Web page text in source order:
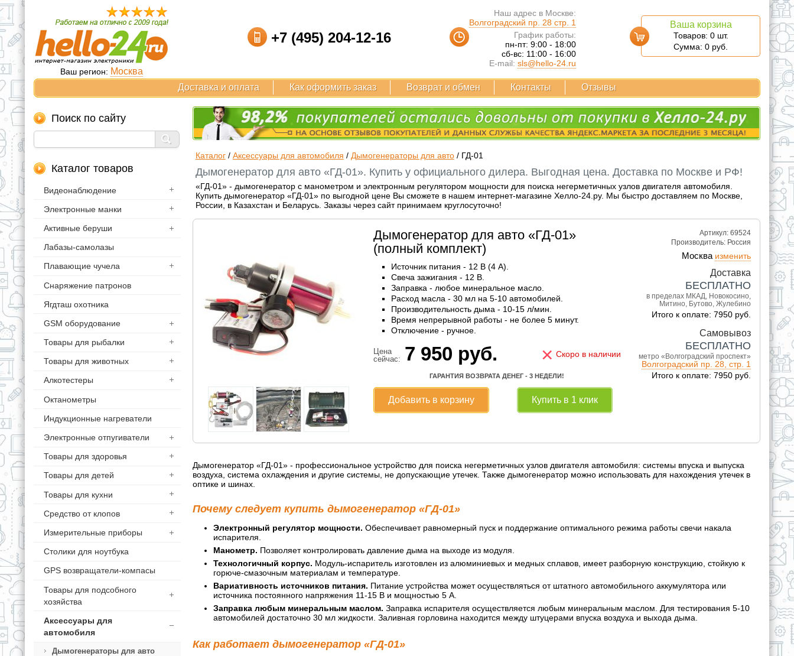
Ваш регион: Москва
+7 (495) 204-12-16
Наш адрес в Москве:
Волгоградский пр. 28 стр. 1
График работы:
пн-пт: 9:00 - 18:00
сб-вс: 11:00 - 16:00
E-mail: sls@hello-24.ru
Ваша корзина
Товаров: 0 шт.
Сумма: 0 руб.
Доставка и оплата Как оформить заказ Возврат и обмен Контакты Отзывы
Поиск по сайту
Каталог товаров
Видеонаблюдение
Электронные манки
Активные беруши
Лабазы-самолазы
Плавающие чучела
Снаряжение патронов
Ягдташ охотника
GSM оборудование
Товары для рыбалки
Товары для животных
Алкотестеры
Октанометры
Индукционные нагреватели
Электронные отпугиватели
Товары для здоровья
Товары для детей
Товары для кухни
Средство от клопов
Измерительные приборы
Столики для ноутбука
GPS возвращатели-компасы
Товары для подсобного
хозяйства
Аксессуары для
автомобиля
Дымогенераторы для авто
Каталог/ Аксессуары для автомобиля / Дымогенераторы для авто/ ГД-01
Дымогенератор для авто «ГД-01». Купить у официального дилера. Выгодная цена. Доставка по Москве и РФ!
«ГД-01» - дымогенератор с манометром и электронным регулятором мощности для поиска негерметичных узлов двигателя автомобиля.
Купить дымогенератор «ГД-01» по выгодной цене Вы сможете в нашем интернет-магазине Хелло-24.ру. Мы быстро доставляем по Москве,
России, в Казахстан и Беларусь. Заказы через сайт принимаем круглосуточно!
Артикул: 69524
Производитель: Россия
Москва изменить
Доставка
БЕСПЛАТНО
в пределах МКАД, Новокосино,
Митино, Бутово, Жулебино
Итого к оплате: 7950 руб.
Самовывоз
БЕСПЛАТНО
метро «Волгоградский проспект»
Волгоградский пр. 28, стр. 1
Итого к оплате: 7950 руб.
Дымогенератор для авто «ГД-01»
(полный комплект)
Источник питания - 12 В (4 А).
Свеча зажигания - 12 В.
Заправка - любое минеральное масло.
Расход масла - 30 мл на 5-10 автомобилей.
Производительность дыма - 10-15 л/мин.
Время непрерывной работы - не более 5 минут.
Отключение - ручное.
Цена
сейчас: 7 950 руб. × Скоро в наличии
ГАРАНТИЯ ВОЗВРАТА ДЕНЕГ - 3 НЕДЕЛИ!
Добавить в корзину Купить в 1 клик
Дымогенератор «ГД-01» - профессиональное устройство для поиска негерметичных узлов двигателя автомобиля: системы впуска и выпуска
воздуха, система охлаждения и другие системы, не допускающие утечек. Также дымогенератор можно использовать для нахождения утечек в
оптике и шинах.
Почему следует купить дымогенератор «ГД-01»
Электронный регулятор мощности. Обеспечивает равномерный пуск и поддержание оптимального режима работы свечи накала
испарителя.
Манометр. Позволяет контролировать давление дыма на выходе из модуля.
Технологичный корпус. Модуль-испаритель изготовлен из алюминиевых и медных сплавов, имеет разборную конструкцию, стойкую к
горюче-смазочным материалам и температуре.
Вариативность источников питания. Питание устройства может осуществляться от штатного автомобильного аккумулятора или
источника постоянного напряжения 11-15 В и мощностью 5 А.
Заправка любым минеральным маслом. Заправка испарителя осуществляется любым минеральным маслом. Для тестирования 5-10
автомобилей достаточно 30 мл жидкости. Заливная горловина находится между штуцерами впуска воздуха и выхода дыма.
Как работает дымогенератор «ГД-01»